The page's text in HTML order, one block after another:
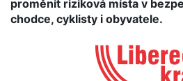
proměnit riziková místa v
chodce, cyklisty i obyvatele.